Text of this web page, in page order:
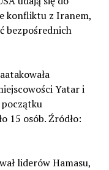
konfliktu z Iranem,
bezpośrednich
Yatar i
15 osób. Źródło:
liderów Hamasu,